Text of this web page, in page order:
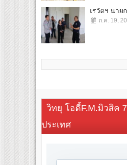
เรวัตฯ นายก
ก.ค. 19,
วิทยุ โอดี้F.M.มิวสิค
ประเทศ